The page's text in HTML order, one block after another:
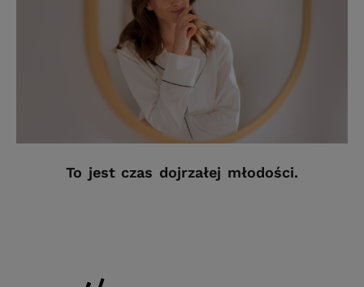
To jest czas dojrzałej młodości.